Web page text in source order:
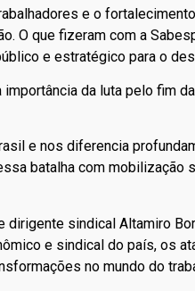
e o
O que fizeram com a
e estratégico para o
da luta pelo fim
e nos diferencia
batalha com mobilização
dirigente sindical Altamiro
e sindical do país, os
no mundo do